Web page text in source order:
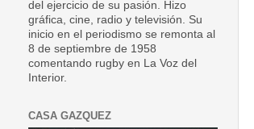
del ejercicio de su pasión. Hizo
gráfica, cine, radio y televisión. Su
inicio en el periodismo se remonta al
8 de septiembre de 1958
comentando rugby en La Voz del
Interior.
CASA GAZQUEZ